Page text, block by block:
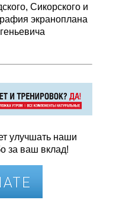
Сикорского и
экраноплана
улучшать наши
за ваш вклад!